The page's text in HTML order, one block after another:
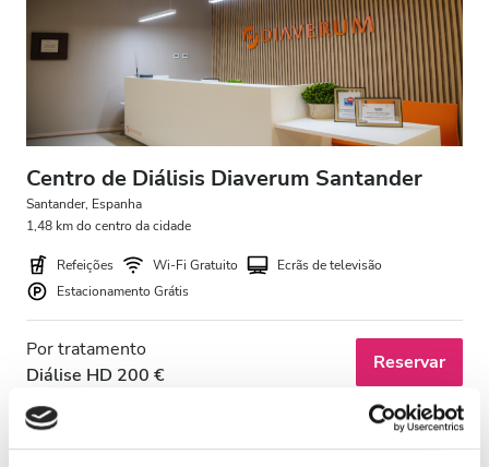
Pacientes com HIV
Pacientes com Hepatite B
Pacientes com Hepatite C
CMSD
Instalações
Wi-Fi Gratuito
Centro de Diálisis Diaverum Santander
Santander, Espanha
1,48 km do centro da cidade
Refeições Wi-Fi Gratuito
Ecrãs de televisão
Estacionamento Grátis
Por tratamento
Diálise HD 200 €
Reservar